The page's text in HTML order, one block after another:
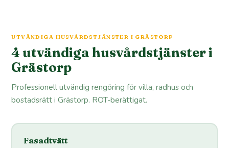
UTVÄNDIGA HUSVÅRDSTJÄNSTER I GRÄSTORP
4 utvändiga husvårdstjänster i
Grästorp
Professionell utvändig rengöring för villa, radhus och
bostadsrätt i Grästorp. ROT-berättigat.
Fasadtvätt